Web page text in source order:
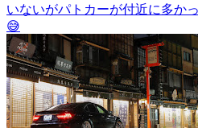
いないがパトカーが付近に多か
😅